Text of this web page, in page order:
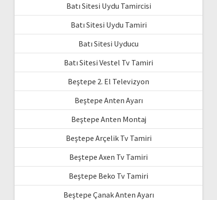
Batı Sitesi Uydu Tamircisi
Batı Sitesi Uydu Tamiri
Batı Sitesi Uyducu
Batı Sitesi Vestel Tv Tamiri
Beştepe 2. El Televizyon
Beştepe Anten Ayarı
Beştepe Anten Montaj
Beştepe Arçelik Tv Tamiri
Beştepe Axen Tv Tamiri
Beştepe Beko Tv Tamiri
Beştepe Çanak Anten Ayarı